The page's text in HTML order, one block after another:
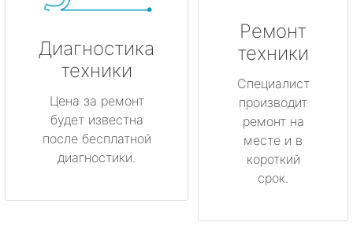
Диагностика
техники
Цена за ремонт
будет известна
после бесплатной
диагностики.
Ремонт
техники
Специалист
производит
ремонт на
месте и в
короткий
срок.